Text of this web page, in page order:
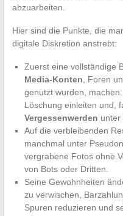
abzuarbeiten.
Hier sind die Punkte, die
digitale Diskretion anstrebt:
Zuerst eine vollständige
Media-Konten , Foren
genutzt wurden,
Löschung einleiten und,
Vergessenwerden unter
Auf die verbleibenden
manchmal unter
vergrabene Fotos ohne
von Bots oder Dritten.
Seine Gewohnheiten
zu verwischen,
Spuren reduzieren und